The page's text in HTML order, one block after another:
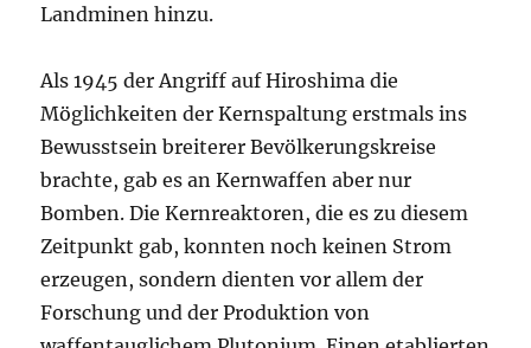
Landminen hinzu.
Als 1945 der Angriff auf Hiroshima die
Möglichkeiten der Kernspaltung erstmals ins
Bewusstsein breiterer Bevölkerungskreise
brachte, gab es an Kernwaffen aber nur
Bomben. Die Kernreaktoren, die es zu diesem
Zeitpunkt gab, konnten noch keinen Strom
erzeugen, sondern dienten vor allem der
Forschung und der Produktion von